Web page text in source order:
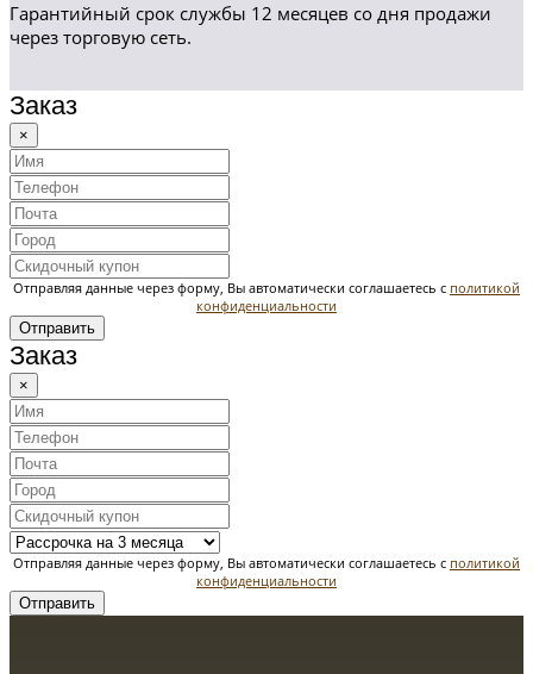
Гарантийный срок службы 12 месяцев со дня продажи
через торговую сеть.
Заказ
×
Отправляя данные через форму, Вы автоматически соглашаетесь с политикой
конфиденциальности
Отправить
Заказ
×
Отправляя данные через форму, Вы автоматически соглашаетесь с политикой
конфиденциальности
Отправить